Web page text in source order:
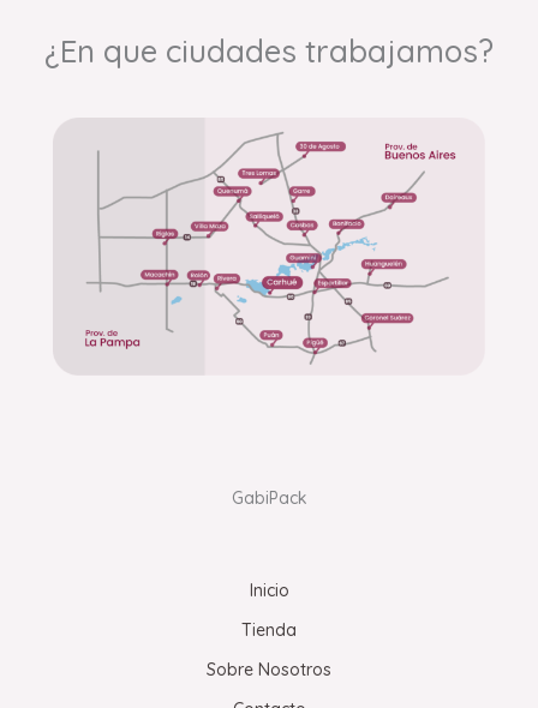
¿En que ciudades trabajamos?
GabiPack
Inicio
Tienda
Sobre Nosotros